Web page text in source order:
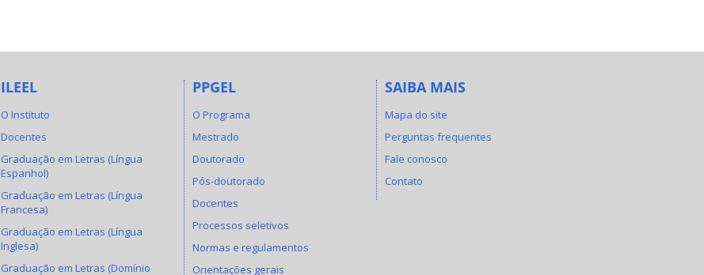
ILEEL
O Instituto
Docentes
Graduação em Letras (Língua
Espanhol)
Graduação em Letras (Língua
Francesa)
Graduação em Letras (Língua
Inglesa)
Graduação em Letras (Domínio
PPGEL
O Programa
Mestrado
Doutorado
Pós-doutorado
Docentes
Processos seletivos
Normas e regulamentos
Orientações gerais
SAIBA MAIS
Mapa do site
Perguntas frequentes
Fale conosco
Contato